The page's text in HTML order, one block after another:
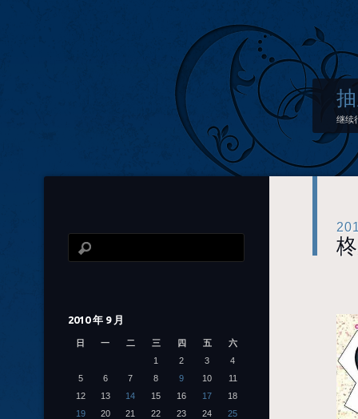
继续
2010 年 9 月
日 一 二 三 四 五
六
1
2 3
4
5
6 7 8 9 10
11
12
13 14 15 16 17
18
19
20 21 22 23 24
25